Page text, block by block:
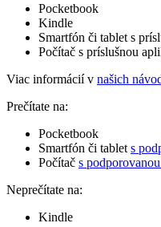
Pocketbook
Kindle
Smartfón či tablet s
Počítač s príslušnou
Viac informácií v našich
Prečítate na:
Pocketbook
Smartfón či tablet s
Počítač s
Neprečítate na:
Kindle